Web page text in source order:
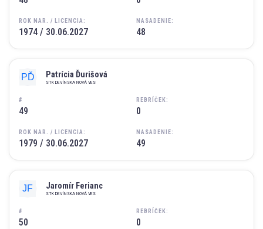
ROK NAR. / LICENCIA:
1974 / 30.06.2027
NASADENIE:
48
#
49
Patrícia Ďurišová
STK DEVÍNSKA NOVÁ VES
ROK NAR. / LICENCIA:
1979 / 30.06.2027
REBRÍČEK:
0
NASADENIE:
49
#
50
Jaromír Ferianc
STK DEVÍNSKA NOVÁ VES
REBRÍČEK:
0